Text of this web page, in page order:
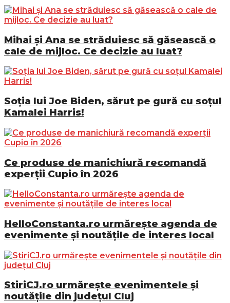
Mihai și Ana se străduiesc să găsească o
cale de mijloc. Ce decizie au luat?
Soția lui Joe Biden, sărut pe gură cu soțul
Kamalei Harris!
Ce produse de manichiură recomandă
experții Cupio în 2026
HelloConstanta.ro urmărește agenda de
evenimente și noutățile de interes local
StiriCJ.ro urmărește evenimentele și
noutățile din județul Cluj